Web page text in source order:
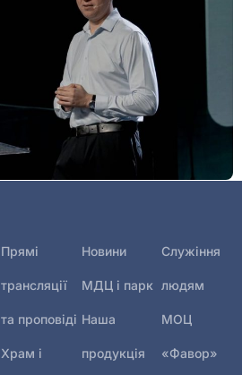
Прямі
трансляції
та проповіді
Храм і
Новини
МДЦ і парк
Наша
продукція
Служіння
людям
МОЦ
«Фавор»